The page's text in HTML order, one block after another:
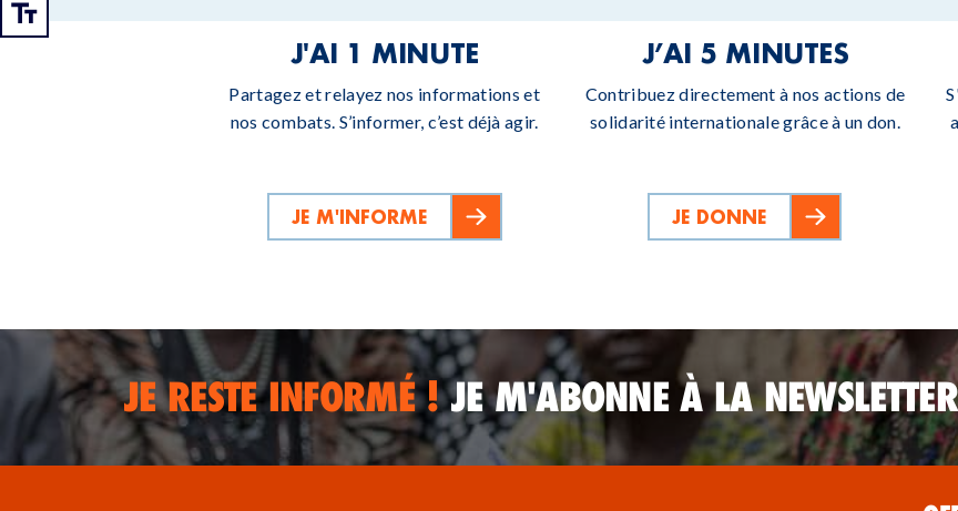
J'AI 1 MINUTE
Partagez et relayez nos informations et
nos combats. S’informer, c’est déjà agir.
JE M'INFORME
J’AI 5 MINUTES
Contribuez directement à nos actions de
solidarité internationale grâce à un don.
JE DONNE
JE RESTE INFORMÉ !JE M'ABONNE À LA NEWSLETTER